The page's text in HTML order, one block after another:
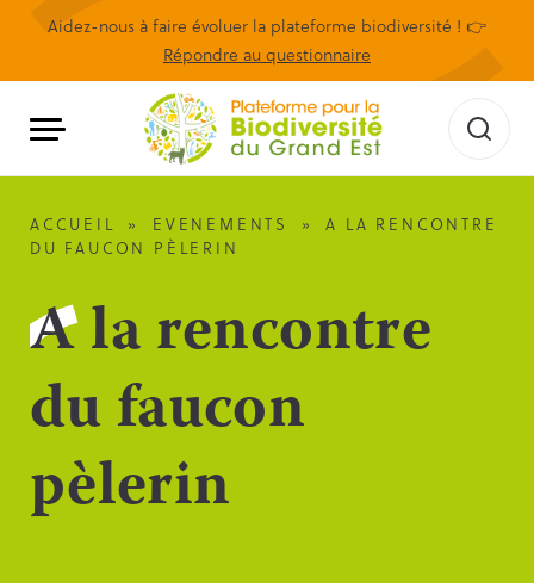
Aidez-nous à faire évoluer la plateforme biodiversité ! 👉
Répondre au questionnaire
ACCUEIL » EVENEMENTS »
A LA RENCONTRE
DU FAUCON PÈLERIN
A la rencontre
du faucon
pèlerin